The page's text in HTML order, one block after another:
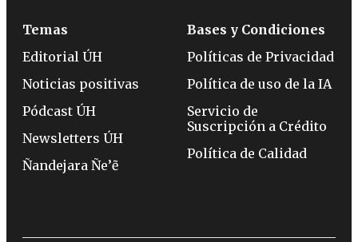
Temas
Editorial ÚH
Noticias positivas
Pódcast ÚH
Newsletters ÚH
Ñandejara Ñe’ẽ
Bases y Condiciones
Políticas de Privacidad
Política de uso de la IA
Servicio de
Suscripción a Crédito
Política de Calidad